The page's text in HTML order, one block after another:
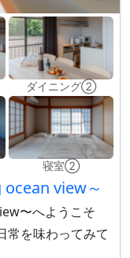
ダイニング②
寝室②
view～
〜へようこそ
常を味わってみて